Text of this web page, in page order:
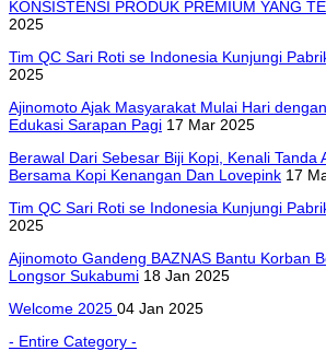
KONSISTENSI PRODUK PREMIUM YANG
2025
Tim QC Sari Roti se Indonesia Kunjungi
2025
Ajinomoto Ajak Masyarakat Mulai Hari
Edukasi Sarapan Pagi 17 Mar 2025
Berawal Dari Sebesar Biji Kopi, Kenali Tanda
Bersama Kopi Kenangan Dan Lovepink 17
Tim QC Sari Roti se Indonesia Kunjungi
2025
Ajinomoto Gandeng BAZNAS Bantu Korban
Longsor Sukabumi 18 Jan 2025
Welcome 2025 04 Jan 2025
- Entire Category -